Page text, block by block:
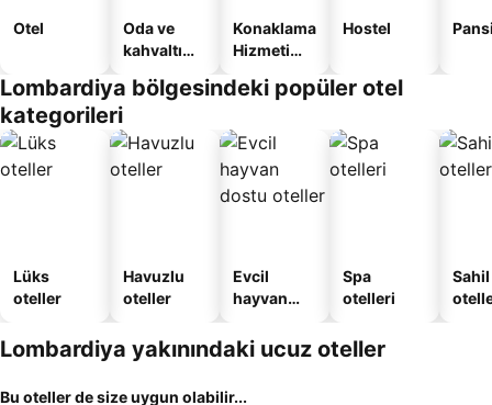
Otel
Oda ve
kahvaltı
oteller
Konaklama
Hizmeti
Apart
Hostel
Lombardiya bölgesindeki popüler otel
kategorileri
Lüks
oteller
Havuzlu
oteller
Evcil
hayvan
oteller
Spa
otelleri
Sahil
Lombardiya yakınındaki ucuz oteller
Bu oteller de size uygun olabilir...